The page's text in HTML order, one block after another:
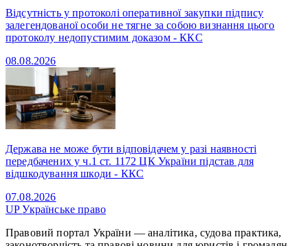
Відсутність у протоколі оперативної закупки підпису
залегендованої особи не тягне за собою визнання цього
протоколу недопустимим доказом - ККС
08.08.2026
Держава не може бути відповідачем у разі наявності
передбачених у ч.1 ст. 1172 ЦК України підстав для
відшкодування шкоди - ККС
07.08.2026
UPУкраїнське право
Правовий портал України — аналітика, судова практика,